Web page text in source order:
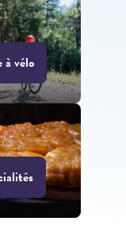
à vélo